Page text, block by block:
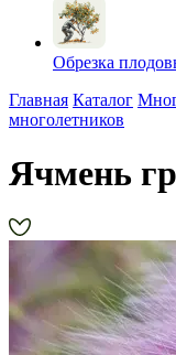
Обрезка
Главная Каталог
многолетников
Ячмень